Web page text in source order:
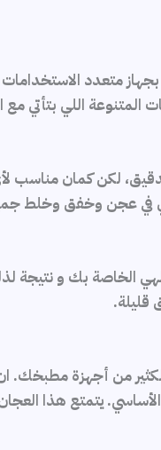
متعدد
اللي بتأتي مع
لكن كمان مناسب
الخاصة بك و نتيجة
قليلة.
الأساسي. يتمتع